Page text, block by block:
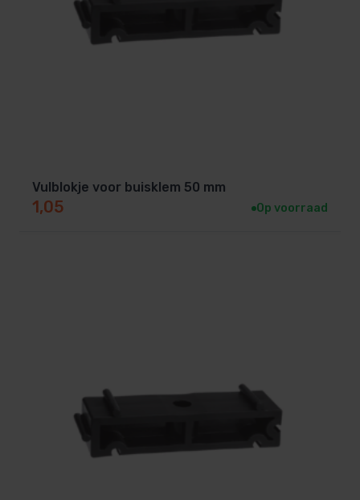
Vulblokje voor buisklem 50 mm
1,05 Op voorraad